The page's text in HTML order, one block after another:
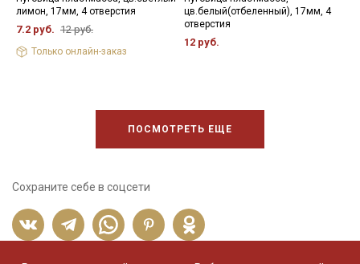
лимон, 17мм, 4 отверстия
7.2 руб. 12 руб.
Только онлайн-заказ
цв.белый(отбеленный), 17мм, 4
отверстия
12 руб.
ПОСМОТРЕТЬ ЕЩЕ
Сохраните себе в соцсети